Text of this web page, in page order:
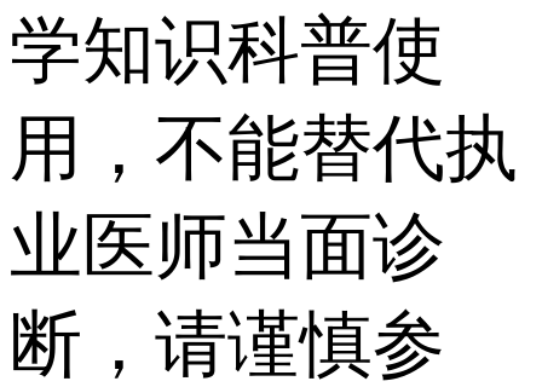
学知识科普使
用，不能替代执
业医师当面诊
断，请谨慎参